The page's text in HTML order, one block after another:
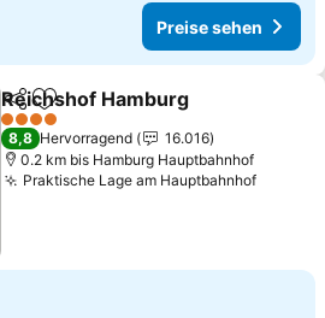
Preise sehen
TeilenZu Favoriten hinzufügen
Reichshof Hamburg
4 Sterne
8,8 Hervorragend
16.016
0.2 km bis Hamburg Hauptbahnhof
Praktische Lage am Hauptbahnhof